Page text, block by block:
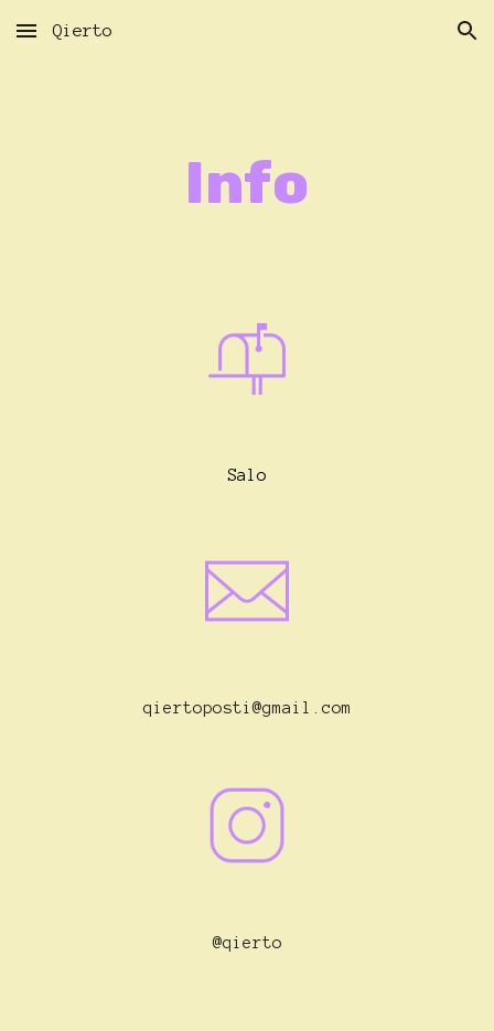
Skip to main content Skip to navigation
Qierto
Info
Salo
qiertoposti@gmail.com
@qierto